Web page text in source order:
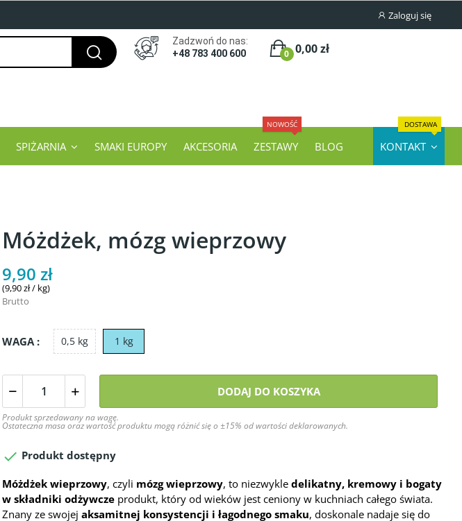
Zaloguj się
Zadzwoń do nas:
+48 783 400 600
0,00 zł
0
SPIŻARNIA SMAKI EUROPY AKCESORIA ZESTAWY
NOWOŚĆ
BLOG KONTAKT
DOSTAWA
Móżdżek, mózg wieprzowy
9,90 zł
(9,90 zł / kg)
Brutto
WAGA : 0,5 kg 1 kg
DODAJ DO KOSZYKA
Produkt sprzedawany na wagę.
Ostateczna masa oraz wartość produktu mogą różnić się o ±15% od wartości deklarowanych.
 Produkt dostępny
Móżdżek wieprzowy, czyli mózg wieprzowy, to niezwykle delikatny, kremowy i bogaty
w składniki odżywcze produkt, który od wieków jest ceniony w kuchniach całego świata.
Znany ze swojej aksamitnej konsystencji i łagodnego smaku, doskonale nadaje się do